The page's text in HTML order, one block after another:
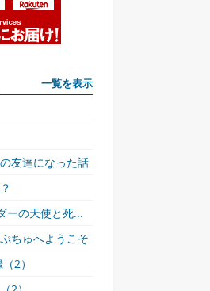
一覧を表示
友達になった話
ーの天使と死...
ちゅへようこそ
2）